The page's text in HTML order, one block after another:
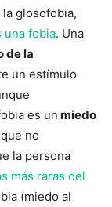
glosofobia,
una fobia. Una
de la
un estímulo
es un miedo
no
la persona
más raras del
(miedo al